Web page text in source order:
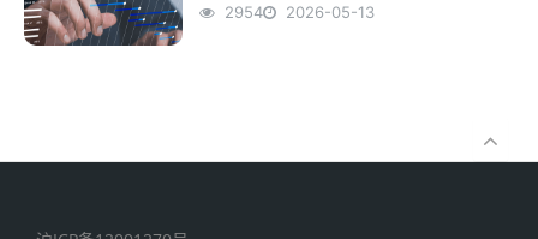
2954 2026-05-13